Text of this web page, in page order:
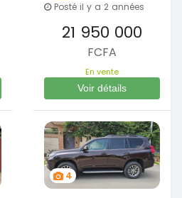
Posté il y a 2 années
21 950 000
FCFA
En vente
Voir détails
4